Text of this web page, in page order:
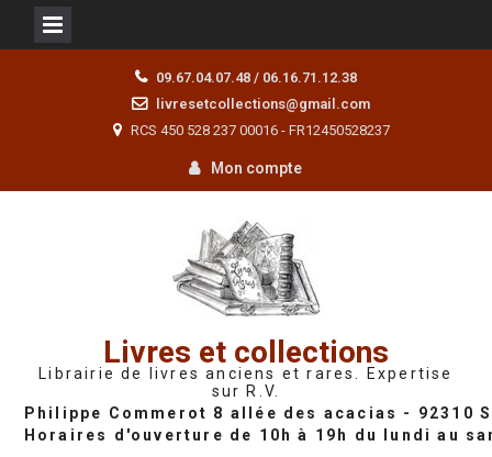
09.67.04.07.48 / 06.16.71.12.38
livresetcollections@gmail.com
RCS 450 528 237 00016 - FR12450528237
Mon compte
Livres et collections
Librairie de livres anciens et rares. Expertise
sur R.V.